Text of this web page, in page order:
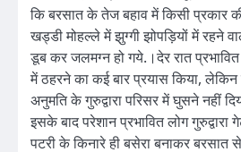
कि बरसात के तेज बहाव में किसी प्रकार
खड्डी मोहल्ले में झुग्गी झोपड़ियों में रहने
डूब कर जलमग्न हो गये.।देर रात प्रभावित
में ठहरने का कई बार प्रयास किया, लेकिन
अनुमति के गुरुद्वारा परिसर में घुसने नहीं
इसके बाद परेशान प्रभावित लोग
पटरी के किनारे ही बसेरा बनाकर